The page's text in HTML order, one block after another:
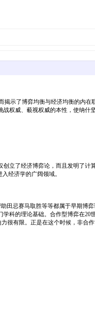
示了博弈均衡与经济均衡的内在
权威、藐视权威的本性，使纳什
立了经济博弈论，而且发明了计
经济学的广阔领域。
田忌赛马取胜等等都属于早期博
科的理论基础。合作型博弈在20
力很有限。正是在这个时候，非